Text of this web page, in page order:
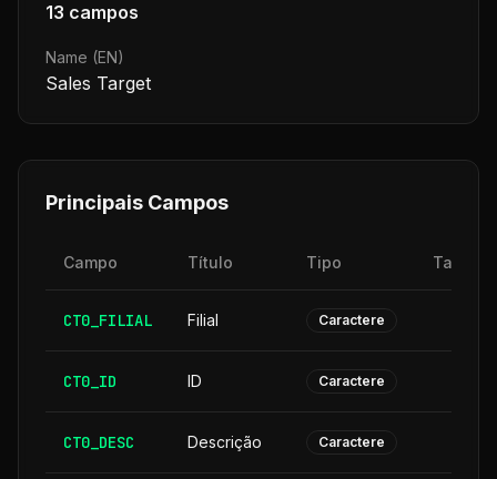
13 campos
Name (EN)
Sales Target
Principais Campos
Campo Título Tipo
CT0_FILIAL Filial Caractere
CT0_ID ID Caractere
CT0_DESC Descrição Caractere